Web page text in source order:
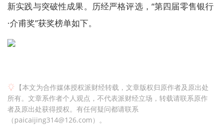
新实践与突破性成果。历经严格评选，“第四届零售银行
·介甫奖”获奖榜单如下。
【本文为合作媒体授权派财经转载，文章版权归原作者及原出处
所有。文章系作者个人观点，不代表派财经立场，转载请联系原作
者及原出处获得授权。有任何疑问都请联系
（paicaijing314@126.com）。